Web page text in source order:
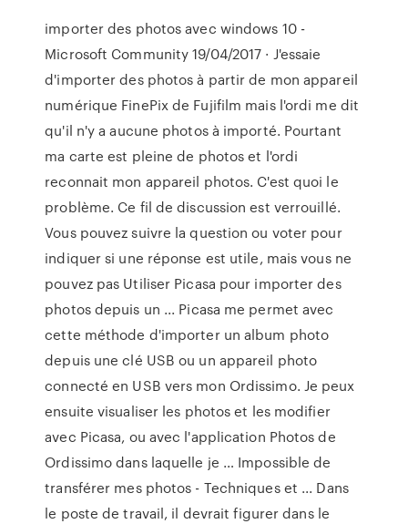
importer des photos avec windows 10 -
Microsoft Community 19/04/2017 · J'essaie
d'importer des photos à partir de mon appareil
numérique FinePix de Fujifilm mais l'ordi me dit
qu'il n'y a aucune photos à importé. Pourtant
ma carte est pleine de photos et l'ordi
reconnait mon appareil photos. C'est quoi le
problème. Ce fil de discussion est verrouillé.
Vous pouvez suivre la question ou voter pour
indiquer si une réponse est utile, mais vous ne
pouvez pas Utiliser Picasa pour importer des
photos depuis un ... Picasa me permet avec
cette méthode d'importer un album photo
depuis une clé USB ou un appareil photo
connecté en USB vers mon Ordissimo. Je peux
ensuite visualiser les photos et les modifier
avec Picasa, ou avec l'application Photos de
Ordissimo dans laquelle je … Impossible de
transférer mes photos - Techniques et ... Dans
le poste de travail, il devrait figurer dans le